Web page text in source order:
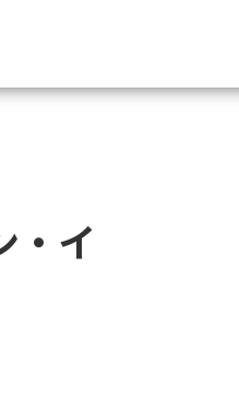
短大の資料種類から請求
フ
・イ